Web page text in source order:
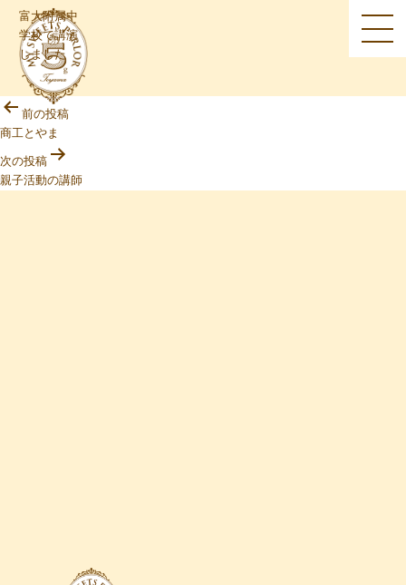
富大附属中
学校で講演
しました
投
ナ
ビ
ゲ
前の投稿
商工とやま
次の投稿
親子活動の講師